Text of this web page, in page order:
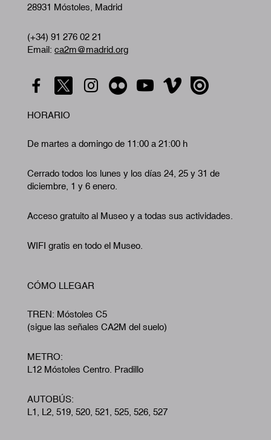
28931 Móstoles, Madrid
(+34) 91 276 02 21
Email: ca2m@madrid.org
HORARIO
De martes a domingo de 11:00 a 21:00 h
Cerrado todos los lunes y los días 24, 25 y 31 de
diciembre, 1 y 6 enero.
Acceso gratuito al Museo y a todas sus actividades.
WIFI gratis en todo el Museo.
CÓMO LLEGAR
TREN: Móstoles C5
(sigue las señales CA2M del suelo)
METRO:
L12 Móstoles Centro. Pradillo
AUTOBÚS:
L1, L2, 519, 520, 521, 525, 526, 527